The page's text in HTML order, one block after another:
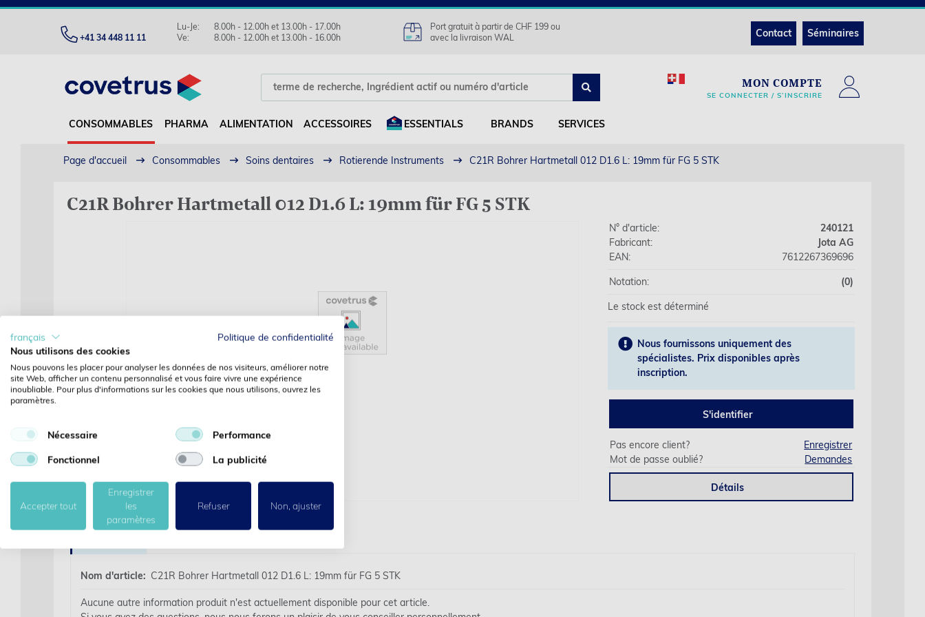
+41 34 448 11 11
Lu-Je:
Ve:
8.00h - 12.00h et 13.00h - 17.00h
8.00h - 12.00h et 13.00h - 16.00h
Port gratuit à partir de CHF 199 ou
avec la livraison WAL
Contact Séminaires
CONSOMMABLES PHARMA ALIMENTATION ACCESSOIRES ESSENTIALS BRANDS SERVICES
MON COMPTE
SE CONNECTER / S’INSCRIRE
Page d'accueil Consommables Soins dentaires Rotierende Instruments C21R Bohrer Hartmetall 012 D1.6 L: 19mm für FG 5 STK
C21R Bohrer Hartmetall 012 D1.6 L: 19mm für FG 5 STK
N° d'article:
240121
Fabricant:
Jota AG
EAN:
7612267369696
Notation:
(0)
Le stock est déterminé
Nous fournissons uniquement des
spécialistes. Prix disponibles après
inscription.
S'identifier
Pas encore client?
Enregistrer
Mot de passe oublié?
Demandes
Détails
Nom d'article: C21R Bohrer Hartmetall 012 D1.6 L: 19mm für FG 5 STK
Aucune autre information produit n'est actuellement disponible pour cet article.
français
Politique de confidentialité
Nous utilisons des cookies
Nous pouvons les placer pour analyser les données de nos visiteurs, améliorer notre
site Web, afficher un contenu personnalisé et vous faire vivre une expérience
inoubliable. Pour plus d'informations sur les cookies que nous utilisons, ouvrez les
paramètres.
Nécessaire Performance
Fonctionnel La publicité
Accepter tout
Enregistrer
les
paramètres
Refuser Non, ajuster